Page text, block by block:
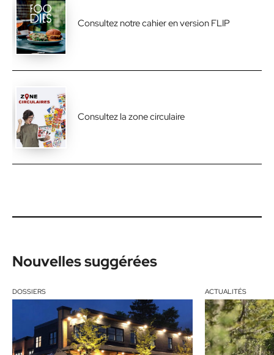
Consultez notre cahier en version FLIP
Consultez la zone circulaire
Nouvelles suggérées
DOSSIERS ACTUALITÉS